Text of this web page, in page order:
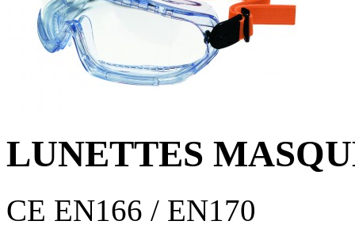
LUNETTES
CE EN166 / EN170